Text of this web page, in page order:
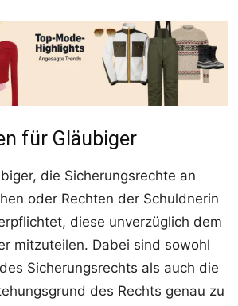
für Gläubiger
die Sicherungsrechte an
oder Rechten der Schuldnerin
diese unverzüglich dem
mitzuteilen. Dabei sind sowohl
Sicherungsrechts als auch die
des Rechts genau zu